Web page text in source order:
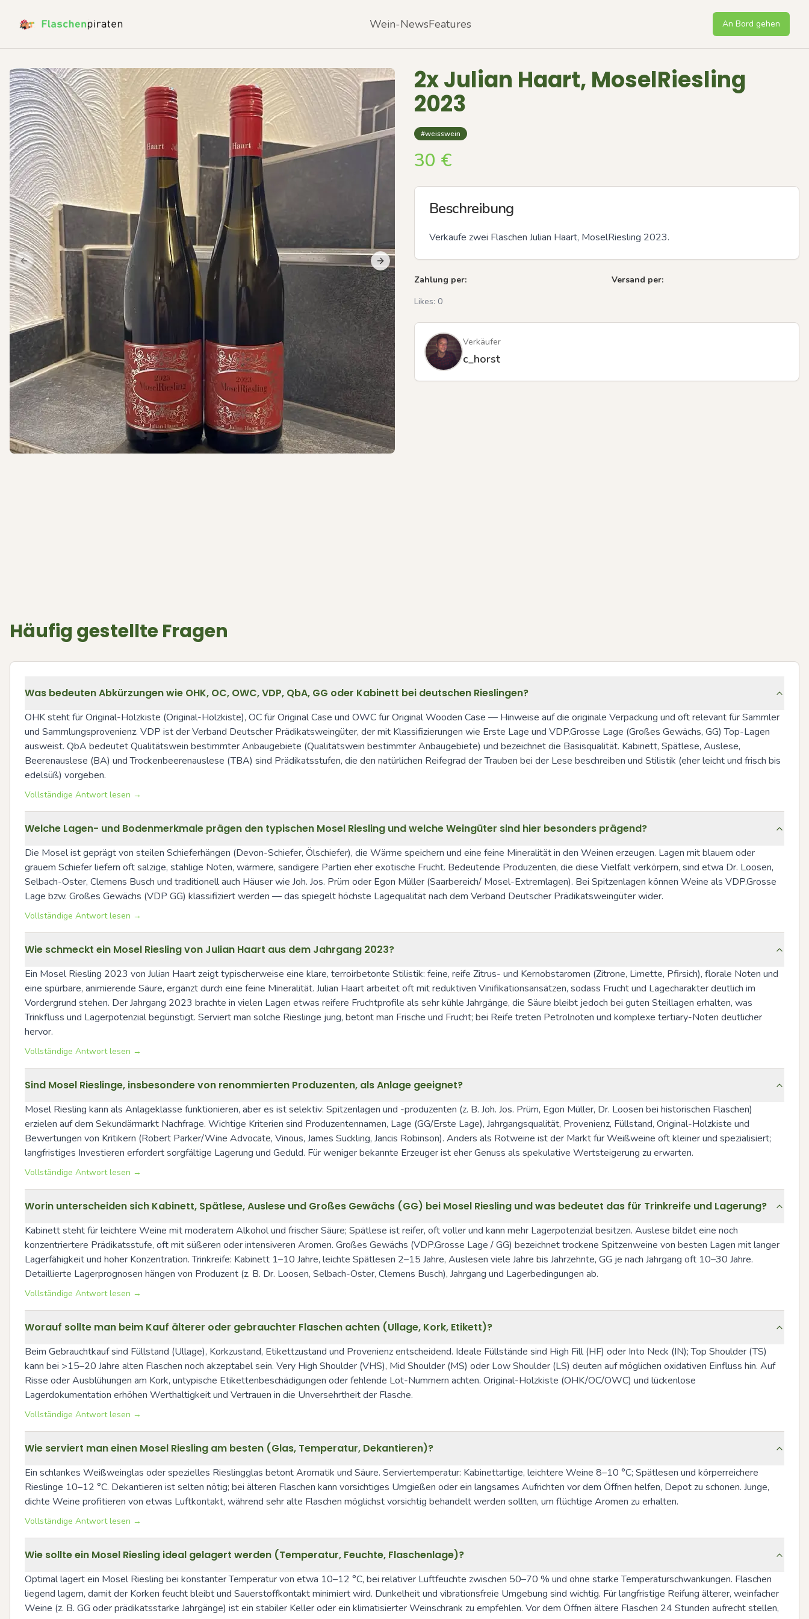
Wein-NewsFeatures An Bord gehen
Previous slide Next slide
2x Julian Haart, MoselRiesling
2023
#weisswein
30 €
Beschreibung
Verkaufe zwei Flaschen Julian Haart, MoselRiesling 2023.
Zahlung per:
Versand per:
Likes: 0
Verkäufer
c_horst
Häufig gestellte Fragen
Was bedeuten Abkürzungen wie OHK, OC, OWC, VDP, QbA, GG oder Kabinett bei deutschen Rieslingen?
OHK steht für Original-Holzkiste (Original-Holzkiste), OC für Original Case und OWC für Original Wooden Case — Hinweise auf die originale Verpackung und oft relevant für Sammler
und Sammlungsprovenienz. VDP ist der Verband Deutscher Prädikatsweingüter, der mit Klassifizierungen wie Erste Lage und VDP.Grosse Lage (Großes Gewächs, GG) Top-Lagen
ausweist. QbA bedeutet Qualitätswein bestimmter Anbaugebiete (Qualitätswein bestimmter Anbaugebiete) und bezeichnet die Basisqualität. Kabinett, Spätlese, Auslese,
Beerenauslese (BA) und Trockenbeerenauslese (TBA) sind Prädikatsstufen, die den natürlichen Reifegrad der Trauben bei der Lese beschreiben und Stilistik (eher leicht und frisch bis
edelsüß) vorgeben.
Vollständige Antwort lesen →
Welche Lagen- und Bodenmerkmale prägen den typischen Mosel Riesling und welche Weingüter sind hier besonders prägend?
Die Mosel ist geprägt von steilen Schieferhängen (Devon-Schiefer, Ölschiefer), die Wärme speichern und eine feine Mineralität in den Weinen erzeugen. Lagen mit blauem oder
grauem Schiefer liefern oft salzige, stahlige Noten, wärmere, sandigere Partien eher exotische Frucht. Bedeutende Produzenten, die diese Vielfalt verkörpern, sind etwa Dr. Loosen,
Selbach-Oster, Clemens Busch und traditionell auch Häuser wie Joh. Jos. Prüm oder Egon Müller (Saarbereich/ Mosel-Extremlagen). Bei Spitzenlagen können Weine als VDP.Grosse
Lage bzw. Großes Gewächs (VDP GG) klassifiziert werden — das spiegelt höchste Lagequalität nach dem Verband Deutscher Prädikatsweingüter wider.
Vollständige Antwort lesen →
Wie schmeckt ein Mosel Riesling von Julian Haart aus dem Jahrgang 2023?
Ein Mosel Riesling 2023 von Julian Haart zeigt typischerweise eine klare, terroirbetonte Stilistik: feine, reife Zitrus- und Kernobstaromen (Zitrone, Limette, Pfirsich), florale Noten und
eine spürbare, animierende Säure, ergänzt durch eine feine Mineralität. Julian Haart arbeitet oft mit reduktiven Vinifikationsansätzen, sodass Frucht und Lagecharakter deutlich im
Vordergrund stehen. Der Jahrgang 2023 brachte in vielen Lagen etwas reifere Fruchtprofile als sehr kühle Jahrgänge, die Säure bleibt jedoch bei guten Steillagen erhalten, was
Trinkfluss und Lagerpotenzial begünstigt. Serviert man solche Rieslinge jung, betont man Frische und Frucht; bei Reife treten Petrolnoten und komplexe tertiary-Noten deutlicher
hervor.
Vollständige Antwort lesen →
Sind Mosel Rieslinge, insbesondere von renommierten Produzenten, als Anlage geeignet?
Mosel Riesling kann als Anlageklasse funktionieren, aber es ist selektiv: Spitzenlagen und -produzenten (z. B. Joh. Jos. Prüm, Egon Müller, Dr. Loosen bei historischen Flaschen)
erzielen auf dem Sekundärmarkt Nachfrage. Wichtige Kriterien sind Produzentennamen, Lage (GG/Erste Lage), Jahrgangsqualität, Provenienz, Füllstand, Original-Holzkiste und
Bewertungen von Kritikern (Robert Parker/Wine Advocate, Vinous, James Suckling, Jancis Robinson). Anders als Rotweine ist der Markt für Weißweine oft kleiner und spezialisiert;
langfristiges Investieren erfordert sorgfältige Lagerung und Geduld. Für weniger bekannte Erzeuger ist eher Genuss als spekulative Wertsteigerung zu erwarten.
Vollständige Antwort lesen →
Worin unterscheiden sich Kabinett, Spätlese, Auslese und Großes Gewächs (GG) bei Mosel Riesling und was bedeutet das für Trinkreife und Lagerung?
Kabinett steht für leichtere Weine mit moderatem Alkohol und frischer Säure; Spätlese ist reifer, oft voller und kann mehr Lagerpotenzial besitzen. Auslese bildet eine noch
konzentriertere Prädikatsstufe, oft mit süßeren oder intensiveren Aromen. Großes Gewächs (VDP.Grosse Lage / GG) bezeichnet trockene Spitzenweine von besten Lagen mit langer
Lagerfähigkeit und hoher Konzentration. Trinkreife: Kabinett 1–10 Jahre, leichte Spätlesen 2–15 Jahre, Auslesen viele Jahre bis Jahrzehnte, GG je nach Jahrgang oft 10–30 Jahre.
Detaillierte Lagerprognosen hängen von Produzent (z. B. Dr. Loosen, Selbach-Oster, Clemens Busch), Jahrgang und Lagerbedingungen ab.
Vollständige Antwort lesen →
Worauf sollte man beim Kauf älterer oder gebrauchter Flaschen achten (Ullage, Kork, Etikett)?
Beim Gebrauchtkauf sind Füllstand (Ullage), Korkzustand, Etikettzustand und Provenienz entscheidend. Ideale Füllstände sind High Fill (HF) oder Into Neck (IN); Top Shoulder (TS)
kann bei >15–20 Jahre alten Flaschen noch akzeptabel sein. Very High Shoulder (VHS), Mid Shoulder (MS) oder Low Shoulder (LS) deuten auf möglichen oxidativen Einfluss hin. Auf
Risse oder Ausblühungen am Kork, untypische Etikettenbeschädigungen oder fehlende Lot-Nummern achten. Original-Holzkiste (OHK/OC/OWC) und lückenlose
Lagerdokumentation erhöhen Werthaltigkeit und Vertrauen in die Unversehrtheit der Flasche.
Vollständige Antwort lesen →
Wie serviert man einen Mosel Riesling am besten (Glas, Temperatur, Dekantieren)?
Ein schlankes Weißweinglas oder spezielles Rieslingglas betont Aromatik und Säure. Serviertemperatur: Kabinettartige, leichtere Weine 8–10 °C; Spätlesen und körperreichere
Rieslinge 10–12 °C. Dekantieren ist selten nötig; bei älteren Flaschen kann vorsichtiges Umgießen oder ein langsames Aufrichten vor dem Öffnen helfen, Depot zu schonen. Junge,
dichte Weine profitieren von etwas Luftkontakt, während sehr alte Flaschen möglichst vorsichtig behandelt werden sollten, um flüchtige Aromen zu erhalten.
Vollständige Antwort lesen →
Wie sollte ein Mosel Riesling ideal gelagert werden (Temperatur, Feuchte, Flaschenlage)?
Optimal lagert ein Mosel Riesling bei konstanter Temperatur von etwa 10–12 °C, bei relativer Luftfeuchte zwischen 50–70 % und ohne starke Temperaturschwankungen. Flaschen
liegend lagern, damit der Korken feucht bleibt und Sauerstoffkontakt minimiert wird. Dunkelheit und vibrationsfreie Umgebung sind wichtig. Für langfristige Reifung älterer, weinfacher
Weine (z. B. GG oder prädikatsstarke Jahrgänge) ist ein stabiler Keller oder ein klimatisierter Weinschrank zu empfehlen. Vor dem Öffnen ältere Flaschen 24 Stunden aufrecht stellen,